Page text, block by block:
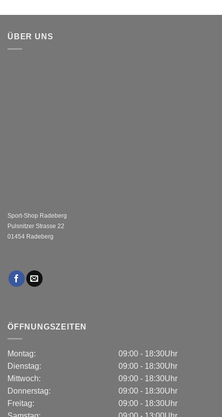
ÜBER UNS
Sport-Shop Radeberg
Pulsnitzer Strasse 22
01454 Radeberg
ÖFFNUNGSZEITEN
Montag:
Dienstag:
Mittwoch:
Donnerstag:
Freitag:
09:00 - 18:30Uhr
09:00 - 18:30Uhr
09:00 - 18:30Uhr
09:00 - 18:30Uhr
09:00 - 18:30Uhr